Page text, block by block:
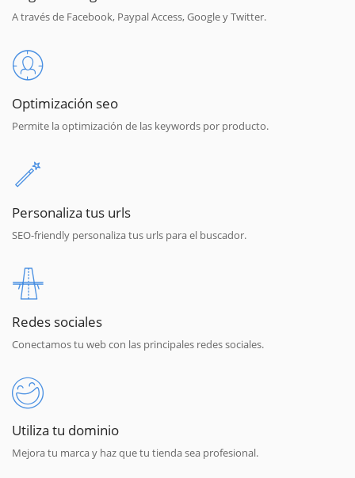
A través de Facebook, Paypal Access, Google y Twitter.
Optimización seo
Permite la optimización de las keywords por producto.
Personaliza tus urls
SEO-friendly personaliza tus urls para el buscador.
Redes sociales
Conectamos tu web con las principales redes sociales.
Utiliza tu dominio
Mejora tu marca y haz que tu tienda sea profesional.